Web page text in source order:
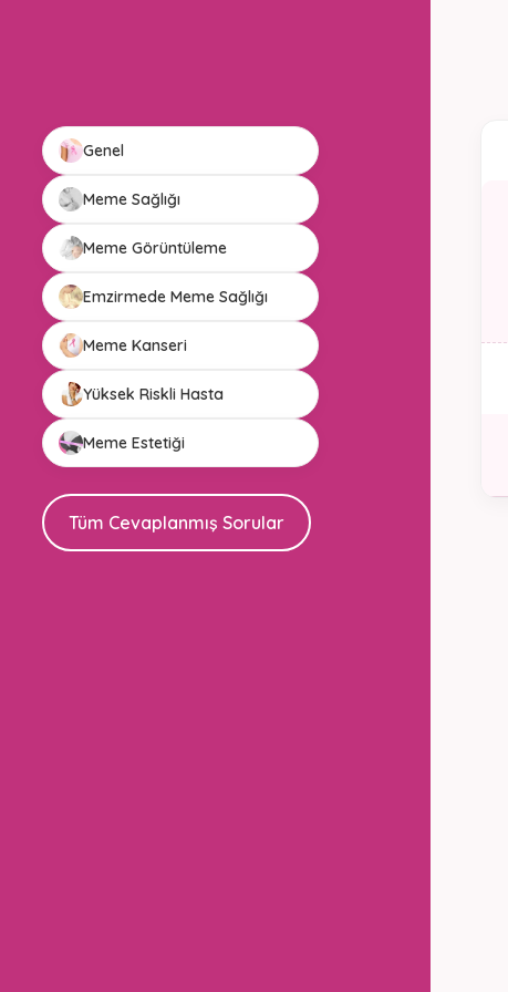
Genel
Meme Sağlığı
Meme Görüntüleme
Emzirmede Meme Sağlığı
Meme Kanseri
Yüksek Riskli Hasta
Meme Estetiği
Tüm Cevaplanmış Sorular